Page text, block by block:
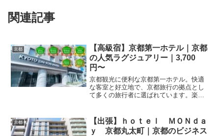
関連記事
京都
【高級宿】京都第一ホテル｜京都
の人気ラグジュアリー｜3,700
円〜
京都観光に便利な京都第一ホテル。快適
な客室と好立地で、京都旅行の拠点とし
て多くの旅行者に選ばれています。楽天
う。
京都
【出張】ｈｏｔｅｌ ＭＯＮｄａ
ｙ 京都丸太町｜京都のビジネス